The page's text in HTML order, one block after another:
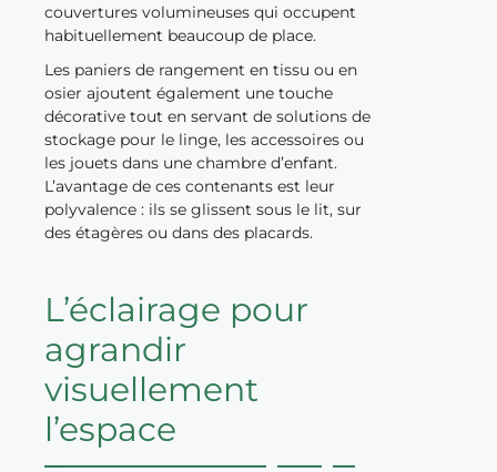
couvertures volumineuses qui occupent
habituellement beaucoup de place.
Les paniers de rangement en tissu ou en
osier ajoutent également une touche
décorative tout en servant de solutions de
stockage pour le linge, les accessoires ou
les jouets dans une chambre d’enfant.
L’avantage de ces contenants est leur
polyvalence : ils se glissent sous le lit, sur
des étagères ou dans des placards.
L’éclairage pour
agrandir
visuellement
l’espace